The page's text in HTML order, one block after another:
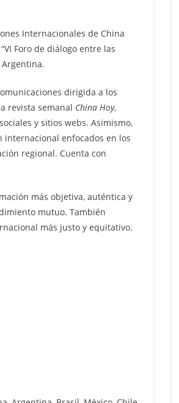
Internacionales de China
Foro de diálogo entre las
Argentina.
dirigida a los
revista semanal China Hoy,
y sitios webs. Asimismo,
internacional enfocados en los
regional. Cuenta con
más objetiva, auténtica y
mutuo. También
más justo y equitativo.